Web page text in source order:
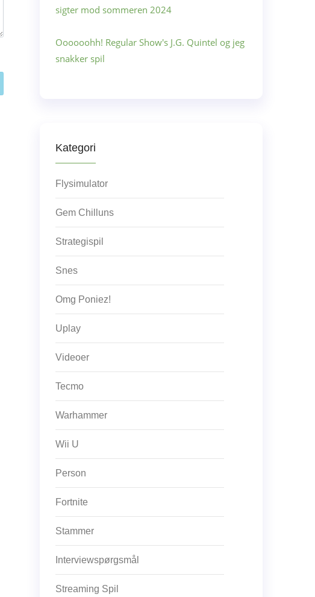
sigter mod sommeren 2024
Oooooohh! Regular Show's J.G. Quintel og jeg
snakker spil
Kategori
Flysimulator
Gem Chilluns
Strategispil
Snes
Omg Poniez!
Uplay
Videoer
Tecmo
Warhammer
Wii U
Person
Fortnite
Stammer
Interviewspørgsmål
Streaming Spil